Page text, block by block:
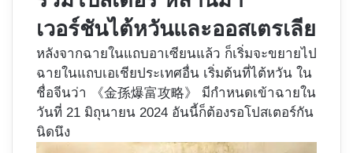
เวอร์ชันไต้หวันและออสเตรเลีย
หลังจากฉายในแถบอาเซียนแล้ว ก็เริ่มจะขยายไป
ฉายในแถบเอเชียประเทศอื่น เริ่มต้นที่ไต้หวัน ใน
ชื่อจีนว่า 《金孫爆富攻略》 มีกำหนดเข้าฉายใน
วันที่ 21 มิถุนายน 2024 อันนี้ก็ต้องรอโปสเตอร์กัน
นิดนึง